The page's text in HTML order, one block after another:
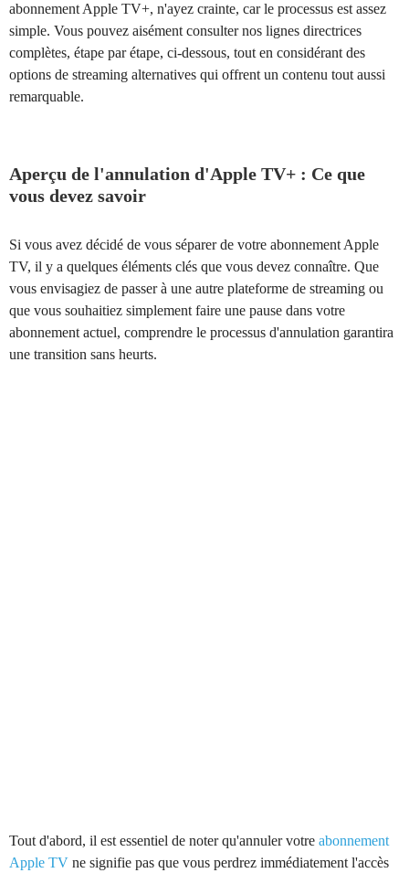
abonnement Apple TV+, n'ayez crainte, car le processus est assez
simple. Vous pouvez aisément consulter nos lignes directrices
complètes, étape par étape, ci-dessous, tout en considérant des
options de streaming alternatives qui offrent un contenu tout aussi
remarquable.
Aperçu de l'annulation d'Apple TV+ : Ce que
vous devez savoir
Si vous avez décidé de vous séparer de votre abonnement Apple
TV, il y a quelques éléments clés que vous devez connaître. Que
vous envisagiez de passer à une autre plateforme de streaming ou
que vous souhaitiez simplement faire une pause dans votre
abonnement actuel, comprendre le processus d'annulation garantira
une transition sans heurts.
Tout d'abord, il est essentiel de noter qu'annuler votre abonnement
Apple TV ne signifie pas que vous perdrez immédiatement l'accès